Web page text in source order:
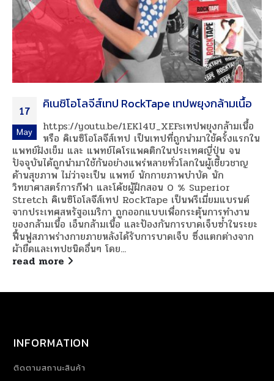
17
May
คิเนซิโอโลจีส์เทป RockTape เทปพยุงกล้ามเนื้อ
https://youtu.be/1EKl4U_XEFsเทปพยุงกล้ามเนื้อ
หรือ คิเนซิโอโลจีส์เทป เป็นเทปที่ถูกนำมาใช้ครั้งแรกใน
แพทย์ฝังเข็ม และ แพทย์ไคโรแพคติกในประเทศญี่ปุ่น จน
ปัจจุบันได้ถูกนำมาใช้กันอย่างแพร่หลายทั่วโลกในผู้เชี่ยวชาญ
ด้านสุขภาพ ไม่ว่าจะเป็น แพทย์ นักกายภาพบำบัด นัก
วิทยาศาสตร์การกีฬา และโค้ชผู้ฝึกสอน 0 % Superior
Stretch คิเนซิโอโลจีส์เทป RockTape เป็นพรีเมี่ยมแบรนด์
จากประเทศสหรัฐอเมริกา ถูกออกแบบเพื่อกระตุ้นการทำงาน
ของกล้ามเนื้อ เอ็นกล้ามเนื้อ และป้องกันการบาดเจ็บซ้ำในระยะ
ฟื้นฟูสภาพร่างกายภายหลังได้รับการบาดเจ็บ ซึ่งแตกต่างจาก
ผ้ายืดและเทปชนิดอื่นๆ โดย...
read more
INFORMATION
ติดตามสถานะสินค้า